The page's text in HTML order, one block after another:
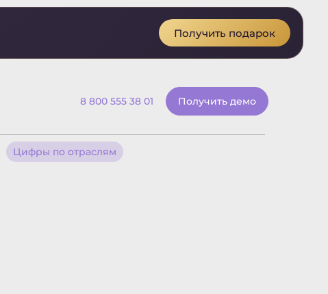
Получить подарок
8 800 555 38 01 Получить демо
Цифры по отраслям